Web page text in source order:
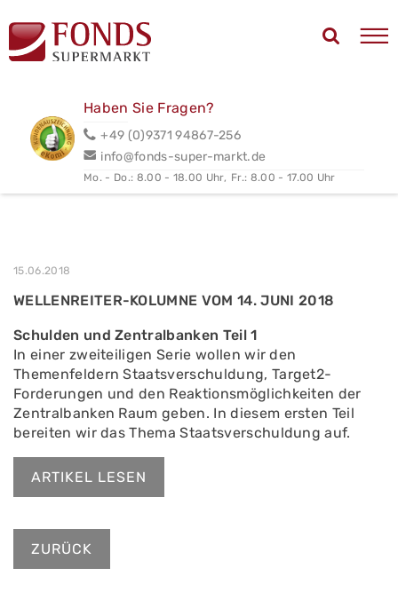
Haben Sie Fragen?
+49 (0)9371 94867-256
info@fonds-super-markt.de
Mo. - Do.: 8.00 - 18.00 Uhr, Fr.: 8.00 - 17.00 Uhr
15.06.2018
WELLENREITER-KOLUMNE VOM 14. JUNI 2018
Schulden und Zentralbanken Teil 1
In einer zweiteiligen Serie wollen wir den
Themenfeldern Staatsverschuldung, Target2-
Forderungen und den Reaktionsmöglichkeiten der
Zentralbanken Raum geben. In diesem ersten Teil
bereiten wir das Thema Staatsverschuldung auf.
ARTIKEL LESEN
ZURÜCK